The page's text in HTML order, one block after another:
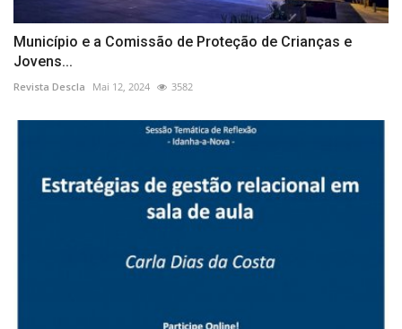
Município e a Comissão de Proteção de Crianças e
Jovens...
Revista Descla Mai 12, 2024 3582